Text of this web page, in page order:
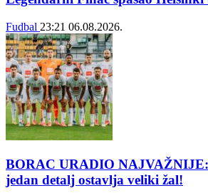
Fudbal 23:21 06.08.2026.
BORAC URADIO
jedan detalj ostavlja veliki žal!